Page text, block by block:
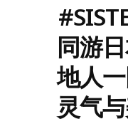
同游
地人
灵气